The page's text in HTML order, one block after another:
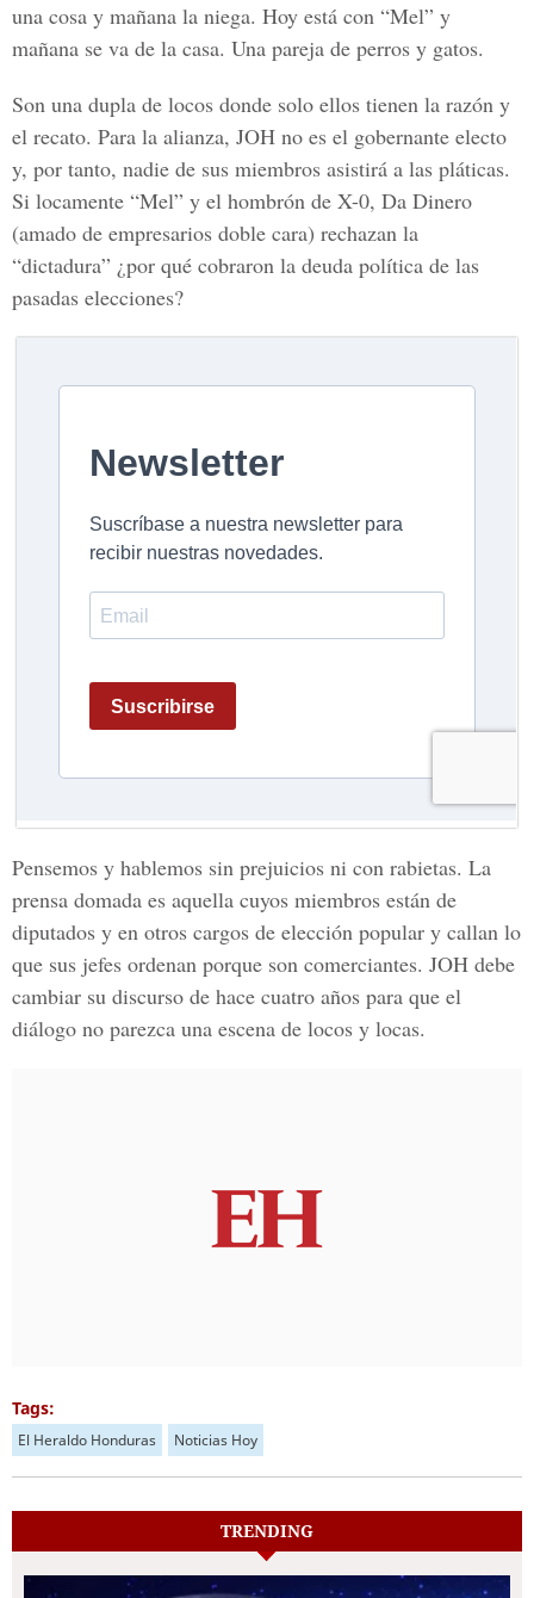
una cosa y mañana la niega. Hoy está con “Mel” y
mañana se va de la casa. Una pareja de perros y gatos.
Son una dupla de locos donde solo ellos tienen la razón y
el recato. Para la alianza, JOH no es el gobernante electo
y, por tanto, nadie de sus miembros asistirá a las pláticas.
Si locamente “Mel” y el hombrón de X-0, Da Dinero
(amado de empresarios doble cara) rechazan la
“dictadura” ¿por qué cobraron la deuda política de las
pasadas elecciones?
Pensemos y hablemos sin prejuicios ni con rabietas. La
prensa domada es aquella cuyos miembros están de
diputados y en otros cargos de elección popular y callan lo
que sus jefes ordenan porque son comerciantes. JOH debe
cambiar su discurso de hace cuatro años para que el
diálogo no parezca una escena de locos y locas.
Tags:
El Heraldo Honduras Noticias Hoy
TRENDING